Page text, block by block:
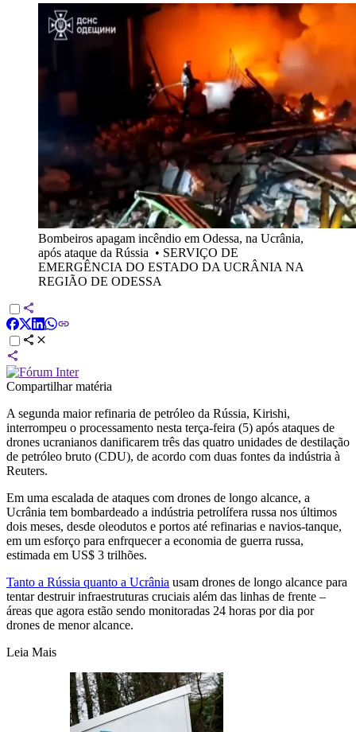
Bombeiros apagam incêndio em Odessa, na Ucrânia,
após ataque da Rússia • SERVIÇO DE
EMERGÊNCIA DO ESTADO DA UCRÂNIA NA
REGIÃO DE ODESSA
Compartilhar matéria
A segunda maior refinaria de petróleo da Rússia, Kirishi,
interrompeu o processamento nesta terça-feira (5) após ataques de
drones ucranianos danificarem três das quatro unidades de destilação
de petróleo bruto (CDU), de acordo com duas fontes da indústria à
Reuters.
Em uma escalada de ataques com drones de longo alcance, a
Ucrânia tem bombardeado a indústria petrolífera russa nos últimos
dois meses, desde oleodutos e portos até refinarias e navios-tanque,
em um esforço para enfrquecer a economia de guerra russa,
estimada em US$ 3 trilhões.
Tanto a Rússia quanto a Ucrânia usam drones de longo alcance para
tentar destruir infraestruturas cruciais além das linhas de frente –
áreas que agora estão sendo monitoradas 24 horas por dia por
drones de menor alcance.
Leia Mais